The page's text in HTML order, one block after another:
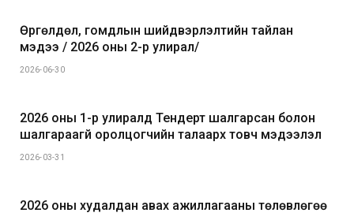
Өргөлдөл, гомдлын шийдвэрлэлтийн тайлан
мэдээ / 2026 оны 2-р улирал/
2026-06-30
2026 оны 1-р улиралд Тендерт шалгарсан болон
шалгараагүй оролцогчийн талаарх товч мэдээлэл
2026-03-31
2026 оны худалдан авах ажиллагааны төлөвлөгөө